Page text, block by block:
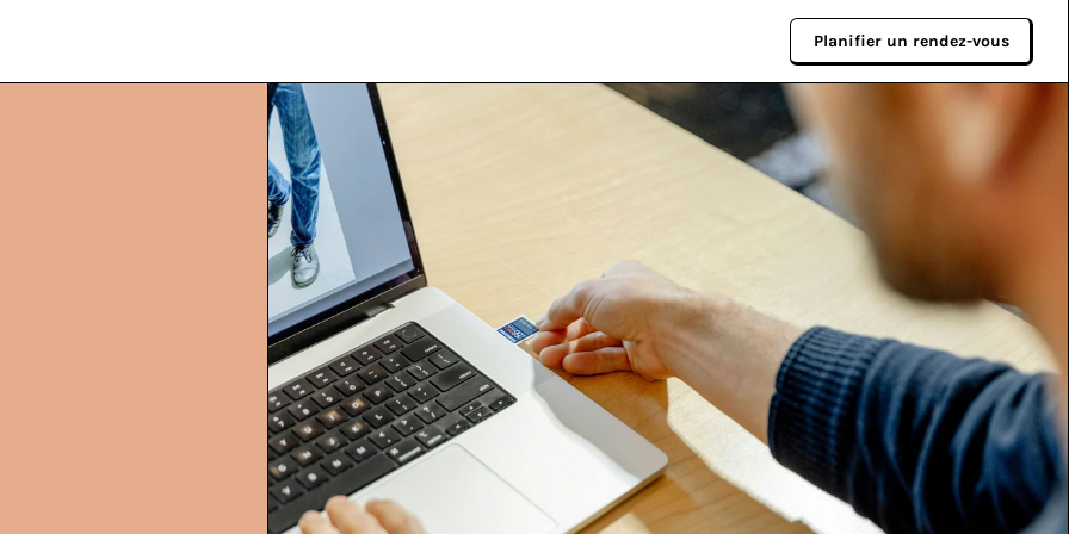
Planifier un rendez-vous